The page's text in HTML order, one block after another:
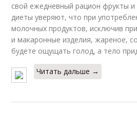
свой ежедневный рацион фрукты и
диеты уверяют, что при
молочных продуктов, исключив
и макаронные изделия, жареное,
будете ощущать голод, а тело
Читать дальше →